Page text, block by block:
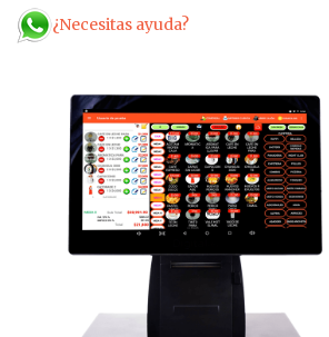
¿Necesitas ayuda?